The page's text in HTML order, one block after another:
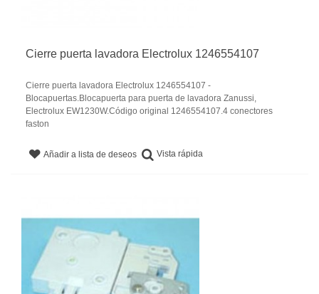
Cierre puerta lavadora Electrolux 1246554107
Cierre puerta lavadora Electrolux 1246554107 -
Blocapuertas.Blocapuerta para puerta de lavadora Zanussi,
Electrolux EW1230W.Código original 1246554107.4 conectores
faston
Añadir a lista de deseos Vista rápida